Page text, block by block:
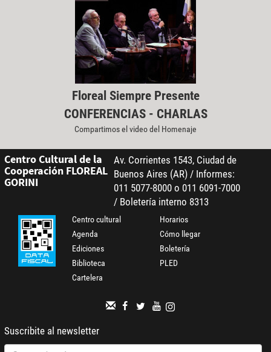
Floreal Siempre Presente
CONFERENCIAS - CHARLAS
Compartimos el video del Homenaje
Centro Cultural de la
Cooperación FLOREAL
GORINI
Av. Corrientes 1543, Ciudad de
Buenos Aires (AR) / Informes:
011 5077-8000 o 011 6091-7000
/ Boletería interno 8313
Centro cultural
Agenda
Ediciones
Biblioteca
Cartelera
Horarios
Cómo llegar
Boletería
PLED
Suscribite al newsletter